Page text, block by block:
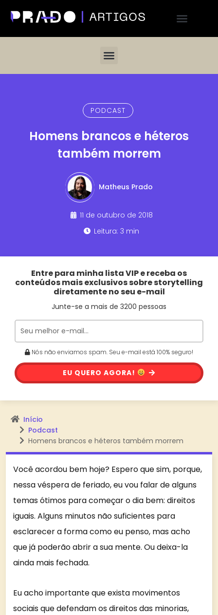
PODCAST
Homens brancos e héteros
também morrem
Matheus Prado
11 de outubro de 2018
Leitura: 3 min
Entre para minha lista VIP e receba os
conteúdos mais exclusivos sobre storytelling
diretamente no seu e-mail
Junte-se a mais de 3200 pessoas
Nós não enviamos spam. Seu e-mail está 100% seguro!
EU QUERO AGORA!
Início
Podcast
Homens brancos e héteros também morrem
Você acordou bem hoje? Espero que sim, porque,
nessa véspera de feriado, eu vou falar de alguns
temas ótimos para começar o dia bem: direitos
iguais. Alguns minutos não suficientes para
esclarecer a forma como eu penso, mas acho
que já poderão abrir a sua mente. Ou deixa-la
ainda mais fechada.
Eu acho importante que exista movimentos
sociais que defendam os direitos das minorias,